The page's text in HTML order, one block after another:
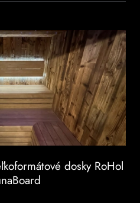
dosky RoHol